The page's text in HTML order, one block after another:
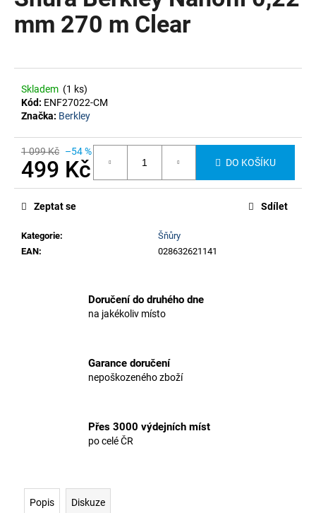
mm 270 m Clear
Skladem (1 ks)
Kód: ENF27022-CM
Značka: Berkley
1 099 Kč –54 %
499 Kč
Měrná
DO KOŠÍKU
Kategorie:
Šňůry
EAN: 028632621141
Zeptat se Sdílet
Doručení do druhého dne
na jakékoliv místo
Garance doručení
nepoškozeného zboží
Přes 3000 výdejních míst
po celé ČR
Popis Diskuze
a
j
t
?
HLEDAT